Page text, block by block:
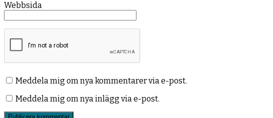
Webbsida
Meddela mig om nya kommentarer via e-post.
Meddela mig om nya inlägg via e-post.